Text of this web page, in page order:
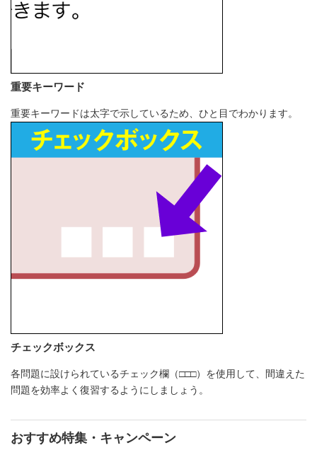
重要キーワード
重要キーワードは太字で示しているため、ひと目でわかります。
チェックボックス
各問題に設けられているチェック欄（□□□）を使用して、間違えた
問題を効率よく復習するようにしましょう。
おすすめ特集・キャンペーン